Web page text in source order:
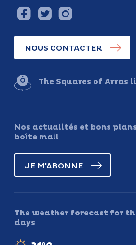
NOUS CONTACTER
The Squares of Arras
Nos actualités et bons
boîte mail
JE M'ABONNE
The weather forecast for
days